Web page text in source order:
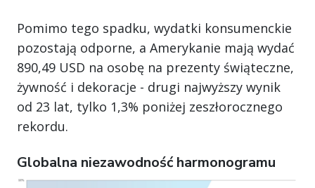
Pomimo tego spadku, wydatki konsumenckie
pozostają odporne, a Amerykanie mają wydać
890,49 USD na osobę na prezenty świąteczne,
żywność i dekoracje - drugi najwyższy wynik
od 23 lat, tylko 1,3% poniżej zeszłorocznego
rekordu.
Globalna niezawodność harmonogramu